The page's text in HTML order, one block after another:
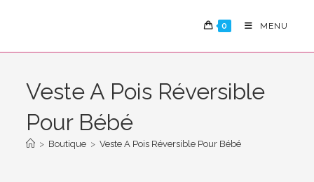
0 MENU
Veste A Pois Réversible
Pour Bébé
> Boutique > Veste A Pois Réversible Pour Bébé